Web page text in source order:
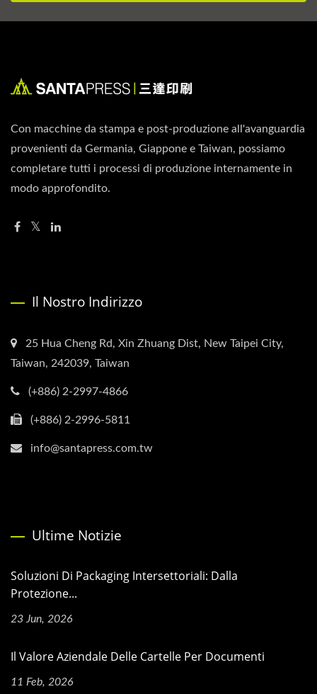
Con macchine da stampa e post-produzione all'avanguardia
provenienti da Germania, Giappone e Taiwan, possiamo
completare tutti i processi di produzione internamente in
modo approfondito.
Il Nostro Indirizzo
25 Hua Cheng Rd, Xin Zhuang Dist, New Taipei City,
Taiwan, 242039, Taiwan
(+886) 2-2997-4866
(+886) 2-2996-5811
info@santapress.com.tw
Ultime Notizie
Soluzioni Di Packaging Intersettoriali: Dalla
Protezione...
23 Jun, 2026
Il Valore Aziendale Delle Cartelle Per Documenti
11 Feb, 2026